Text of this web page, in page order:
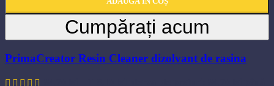
Cumpărați acum
PrimaCreator Resin Cleaner dizolvant de rasina